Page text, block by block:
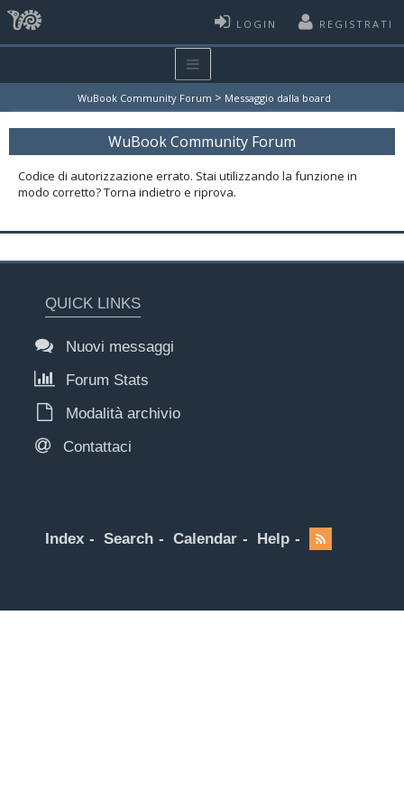
LOGIN REGISTRATI
WuBook Community Forum > Messaggio dalla board
WuBook Community Forum
Codice di autorizzazione errato. Stai utilizzando la funzione in
modo corretto? Torna indietro e riprova.
QUICK LINKS
Nuovi messaggi
Forum Stats
Modalità archivio
Contattaci
Index Search Calendar Help